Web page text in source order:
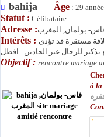
bahija Âge : 29
Statut : Célibataire
Adresse :بولمان, المغرب
Intérêts : مستقرة قد تؤدي
Objectif : rencontre mariage
à la